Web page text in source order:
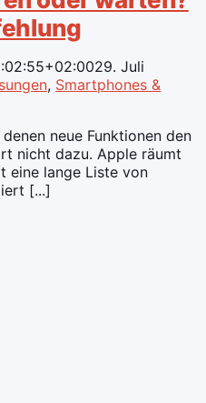
29. Juli
, Smartphones &
neue Funktionen den
nicht dazu. Apple räumt
eine lange Liste von
[...]